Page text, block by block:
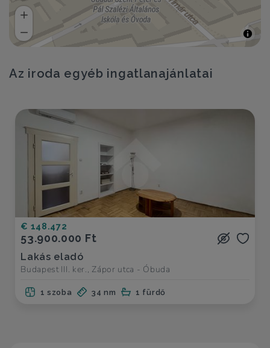
Az iroda egyéb ingatlanajánlatai
€ 148.472
53.900.000 Ft
Lakás eladó
Budapest III. ker., Zápor utca - Óbuda
1 szoba 34 nm 1 fürdő